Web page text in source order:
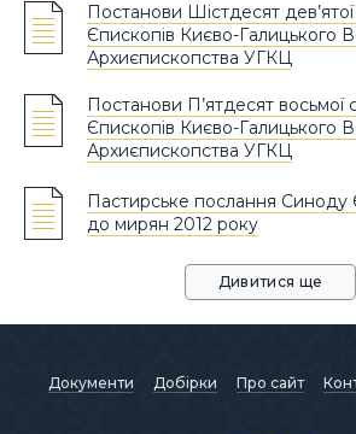
Постанови Шістдесят
Єпископів Києво-Галицького
Архиєпископства УГКЦ
Постанови П’ятдесят восьмої
Єпископів Києво-Галицького
Архиєпископства УГКЦ
Пастирське послання Синоду
до мирян 2012 року
Дивитися ще
Документи Добірки Про сайт